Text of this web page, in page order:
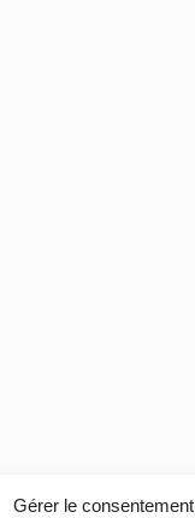
Gérer le consentement